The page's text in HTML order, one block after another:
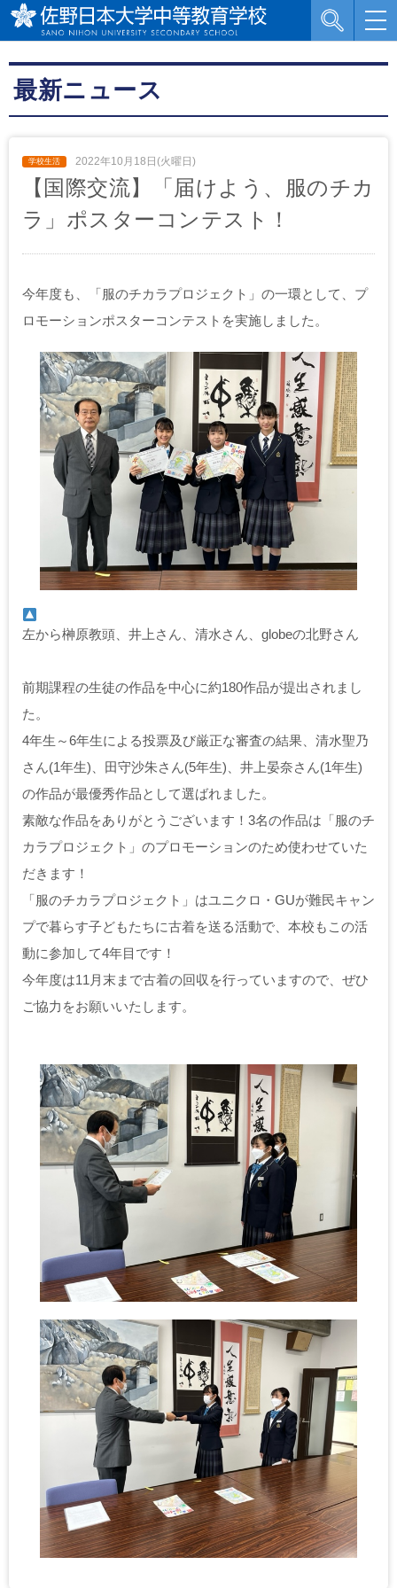
最新ニュース
2022年10月18日(火曜日)
【国際交流】「届けよう、服のチカ
ラ」ポスターコンテスト！
今年度も、「服のチカラプロジェクト」の一環として、プ
ロモーションポスターコンテストを実施しました。
左から榊原教頭、井上さん、清水さん、globeの北野さん
前期課程の生徒の作品を中心に約180作品が提出されまし
た。
4年生～6年生による投票及び厳正な審査の結果、清水聖乃
さん(1年生)、田守沙朱さん(5年生)、井上晏奈さん(1年生)
の作品が最優秀作品として選ばれました。
素敵な作品をありがとうございます！3名の作品は「服のチ
カラプロジェクト」のプロモーションのため使わせていた
だきます！
「服のチカラプロジェクト」はユニクロ・GUが難民キャン
プで暮らす子どもたちに古着を送る活動で、本校もこの活
動に参加して4年目です！
今年度は11月末まで古着の回収を行っていますので、ぜひ
ご協力をお願いいたします。